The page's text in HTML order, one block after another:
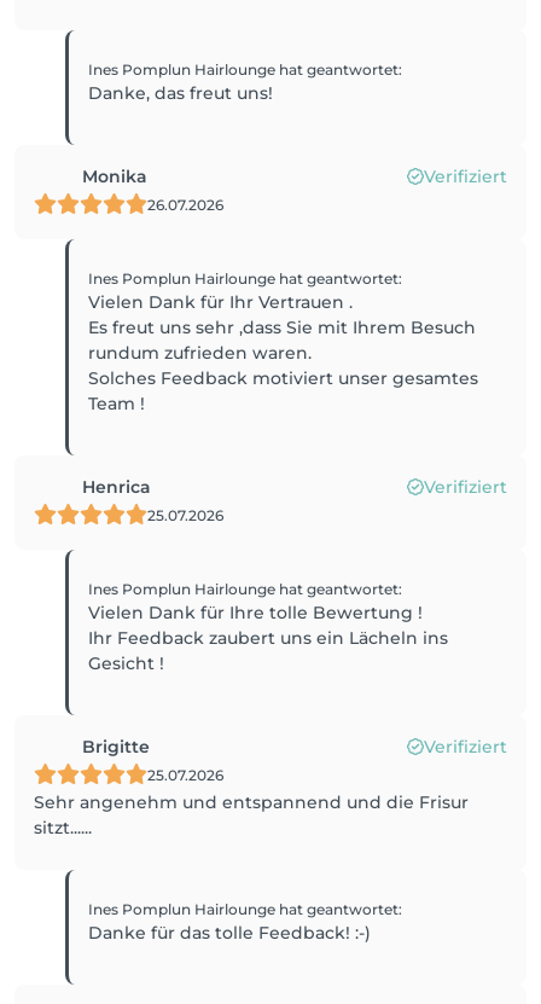
Ines Pomplun Hairlounge hat geantwortet:
Danke, das freut uns!
Monika Verifiziert
26.07.2026
Ines Pomplun Hairlounge hat geantwortet:
Vielen Dank für Ihr Vertrauen .
Es freut uns sehr ,dass Sie mit Ihrem Besuch
rundum zufrieden waren.
Solches Feedback motiviert unser gesamtes
Team !
Henrica Verifiziert
25.07.2026
Ines Pomplun Hairlounge hat geantwortet:
Vielen Dank für Ihre tolle Bewertung !
Ihr Feedback zaubert uns ein Lächeln ins
Gesicht !
Brigitte Verifiziert
25.07.2026
Sehr angenehm und entspannend und die Frisur
sitzt......
Ines Pomplun Hairlounge hat geantwortet:
Danke für das tolle Feedback! :-)